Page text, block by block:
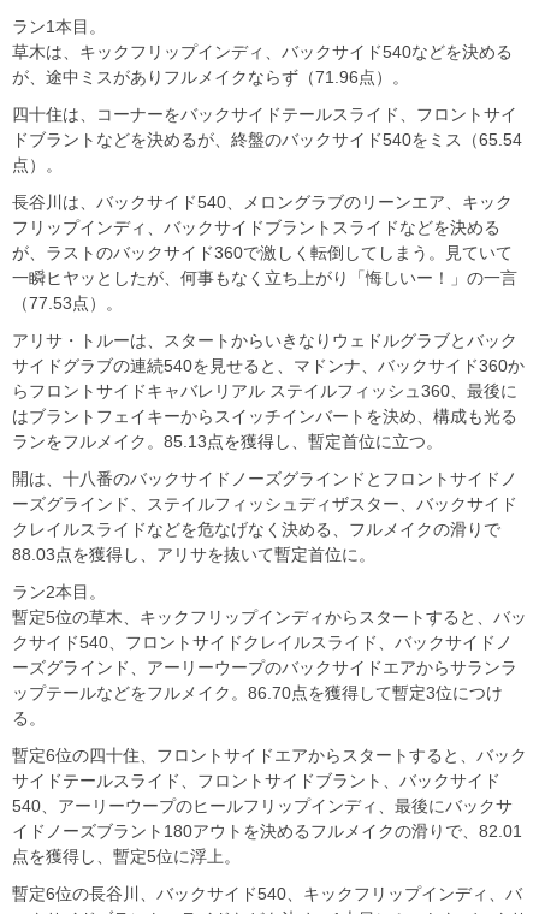
ラン1本目。
草木は、キックフリップインディ、バックサイド540などを決める
が、途中ミスがありフルメイクならず（71.96点）。
四十住は、コーナーをバックサイドテールスライド、フロントサイ
ドブラントなどを決めるが、終盤のバックサイド540をミス（65.54
点）。
長谷川は、バックサイド540、メロングラブのリーンエア、キック
フリップインディ、バックサイドブラントスライドなどを決める
が、ラストのバックサイド360で激しく転倒してしまう。見ていて
一瞬ヒヤッとしたが、何事もなく立ち上がり「悔しいー！」の一言
（77.53点）。
アリサ・トルーは、スタートからいきなりウェドルグラブとバック
サイドグラブの連続540を見せると、マドンナ、バックサイド360か
らフロントサイドキャバレリアル ステイルフィッシュ360、最後に
はブラントフェイキーからスイッチインバートを決め、構成も光る
ランをフルメイク。85.13点を獲得し、暫定首位に立つ。
開は、十八番のバックサイドノーズグラインドとフロントサイドノ
ーズグラインド、ステイルフィッシュディザスター、バックサイド
クレイルスライドなどを危なげなく決める、フルメイクの滑りで
88.03点を獲得し、アリサを抜いて暫定首位に。
ラン2本目。
暫定5位の草木、キックフリップインディからスタートすると、バッ
クサイド540、フロントサイドクレイルスライド、バックサイドノ
ーズグラインド、アーリーウープのバックサイドエアからサランラ
ップテールなどをフルメイク。86.70点を獲得して暫定3位につけ
る。
暫定6位の四十住、フロントサイドエアからスタートすると、バック
サイドテールスライド、フロントサイドブラント、バックサイド
540、アーリーウープのヒールフリップインディ、最後にバックサ
イドノーズブラント180アウトを決めるフルメイクの滑りで、82.01
点を獲得し、暫定5位に浮上。
暫定6位の長谷川、バックサイド540、キックフリップインディ、バ